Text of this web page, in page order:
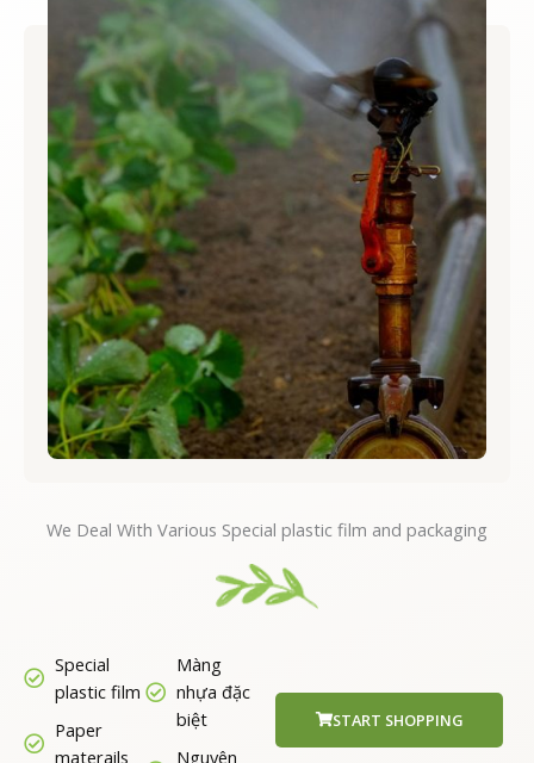
We Deal With Various Special plastic film and packaging
Special
plastic film
Paper
materails
Màng
nhựa đặc
biệt
Nguyên
START SHOPPING